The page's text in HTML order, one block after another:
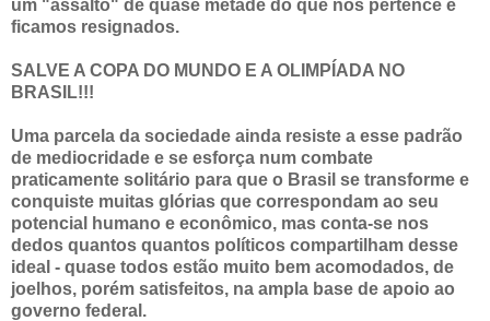
um "assalto" de quase metade do que nos pertence e
ficamos resignados.
SALVE A COPA DO MUNDO E A OLIMPÍADA NO
BRASIL!!!
Uma parcela da sociedade ainda resiste a esse padrão
de mediocridade e se esforça num combate
praticamente solitário para que o Brasil se transforme e
conquiste muitas glórias que correspondam ao seu
potencial humano e econômico, mas conta-se nos
dedos quantos quantos políticos compartilham desse
ideal - quase todos estão muito bem acomodados, de
joelhos, porém satisfeitos, na ampla base de apoio ao
governo federal.